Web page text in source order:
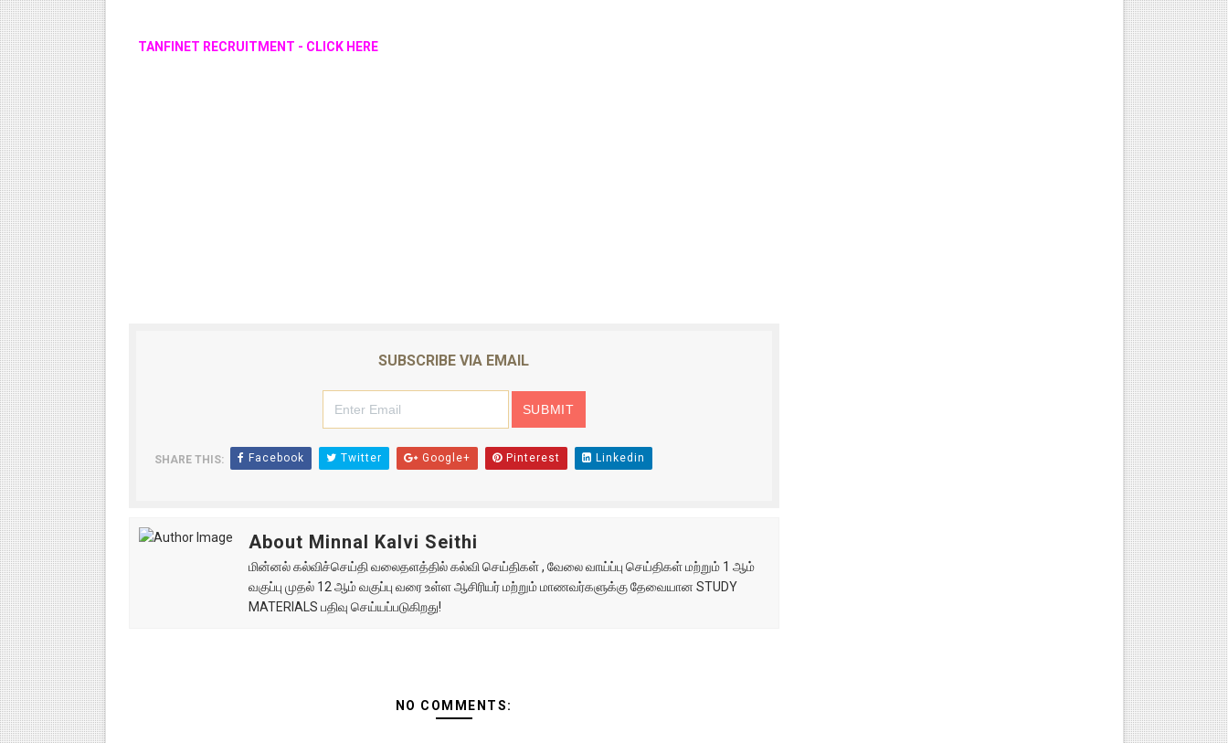
TANFINET RECRUITMENT - CLICK HERE
SUBSCRIBE VIA EMAIL
SHARE THIS: Facebook Twitter Google+ Pinterest Linkedin
About Minnal Kalvi Seithi
மின்னல் கல்விச்செய்தி வலைதளத்தில் கல்வி செய்திகள் , வேலை வாய்ப்பு செய்திகள் மற்றும் 1 ஆம்
வகுப்பு முதல் 12 ஆம் வகுப்பு வரை உள்ள ஆசிரியர் மற்றும் மாணவர்களுக்கு தேவையான STUDY
MATERIALS பதிவு செய்யப்படுகிறது!
NO COMMENTS: